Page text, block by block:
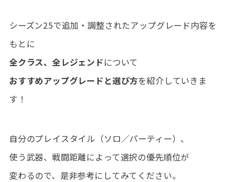
シーズン25で追加・調整されたアップグレード内容を
もとに
全クラス、全レジェンドについて
おすすめアップグレードと選び方を紹介していきま
す！
自分のプレイスタイル（ソロ／パーティー）、
使う武器、戦闘距離によって選択の優先順位が
変わるので、是非参考にしてみてください。